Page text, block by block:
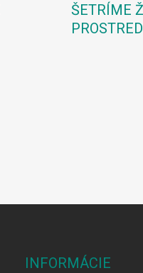
ŠETRÍME
INFORMÁCIE